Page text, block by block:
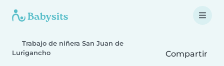
Trabajo de niñera San Juan de
Lurigancho
Compartir